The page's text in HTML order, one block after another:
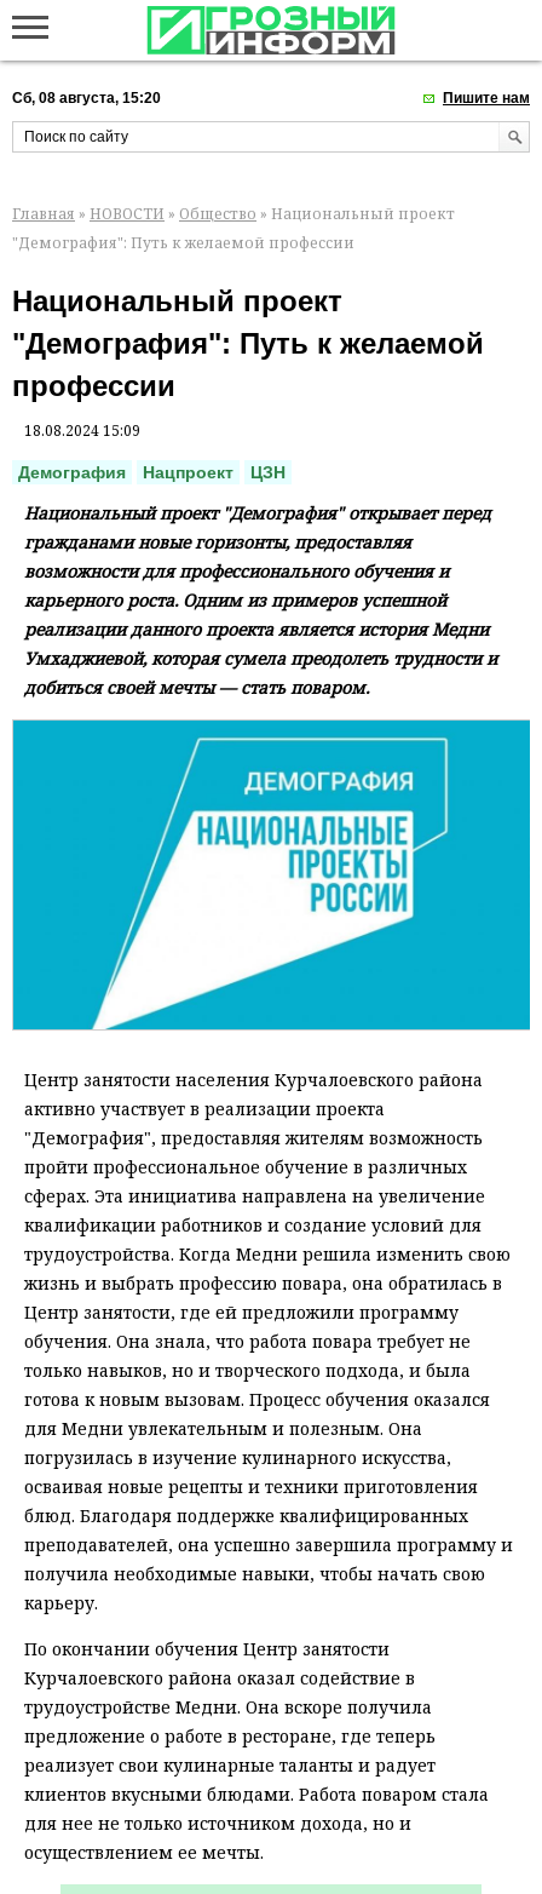
Сб, 08 августа, 15:20 Пишите нам
Главная » НОВОСТИ » Общество » Национальный проект
"Демография": Путь к желаемой профессии
Национальный проект
"Демография": Путь к желаемой
профессии
18.08.2024 15:09
Демография Нацпроект ЦЗН
Национальный проект "Демография" открывает перед
гражданами новые горизонты, предоставляя
возможности для профессионального обучения и
карьерного роста. Одним из примеров успешной
реализации данного проекта является история Медни
Умхаджиевой, которая сумела преодолеть трудности и
добиться своей мечты — стать поваром.
Центр занятости населения Курчалоевского района
активно участвует в реализации проекта
"Демография", предоставляя жителям возможность
пройти профессиональное обучение в различных
сферах. Эта инициатива направлена на увеличение
квалификации работников и создание условий для
трудоустройства. Когда Медни решила изменить свою
жизнь и выбрать профессию повара, она обратилась в
Центр занятости, где ей предложили программу
обучения. Она знала, что работа повара требует не
только навыков, но и творческого подхода, и была
готова к новым вызовам. Процесс обучения оказался
для Медни увлекательным и полезным. Она
погрузилась в изучение кулинарного искусства,
осваивая новые рецепты и техники приготовления
блюд. Благодаря поддержке квалифицированных
преподавателей, она успешно завершила программу и
получила необходимые навыки, чтобы начать свою
карьеру.
По окончании обучения Центр занятости
Курчалоевского района оказал содействие в
трудоустройстве Медни. Она вскоре получила
предложение о работе в ресторане, где теперь
реализует свои кулинарные таланты и радует
клиентов вкусными блюдами. Работа поваром стала
для нее не только источником дохода, но и
осуществлением ее мечты.